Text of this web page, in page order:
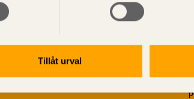
Tillåt urval